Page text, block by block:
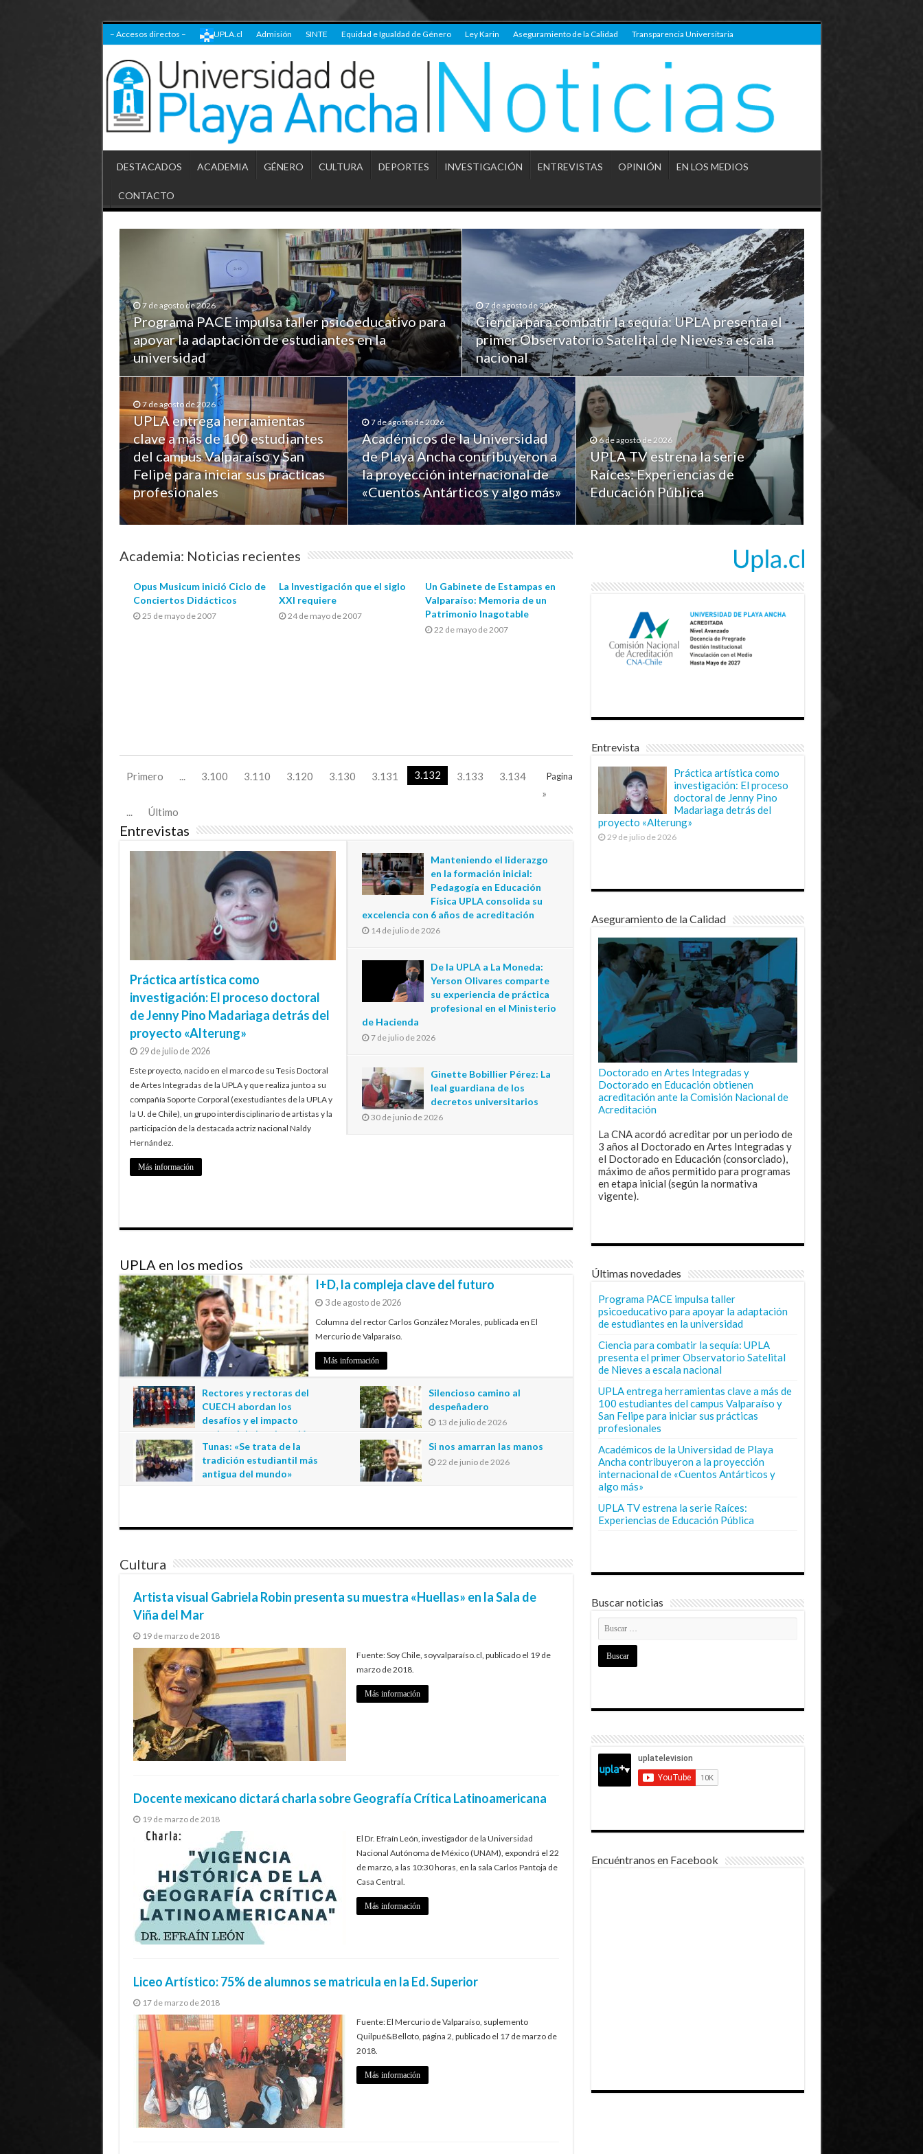
– Accesos directos – UPLA.cl Admisión SINTE Equidad e Igualdad de Género Ley Karin Aseguramiento de la Calidad Transparencia Universitaria
DESTACADOS ACADEMIA GÉNERO CULTURA DEPORTES INVESTIGACIÓN ENTREVISTAS OPINIÓN EN LOS MEDIOS
CONTACTO
7 de agosto de 2026
Programa PACE impulsa taller psicoeducativo para
apoyar la adaptación de estudiantes en la
universidad
7 de agosto de 2026
Ciencia para combatir la sequía: UPLA presenta el
primer Observatorio Satelital de Nieves a escala
nacional
7 de agosto de 2026
UPLA entrega herramientas
clave a más de 100 estudiantes
del campus Valparaíso y San
Felipe para iniciar sus prácticas
profesionales
7 de agosto de 2026
Académicos de la Universidad
de Playa Ancha contribuyeron a
la proyección internacional de
«Cuentos Antárticos y algo más»
6 de agosto de 2026
UPLA TV estrena la serie
Raíces: Experiencias de
Educación Pública
Academia: Noticias recientes
Opus Musicum inició Ciclo de
Conciertos Didácticos
25 de mayo de 2007
La Investigación que el siglo
XXI requiere
24 de mayo de 2007
Un Gabinete de Estampas en
Valparaíso: Memoria de un
Patrimonio Inagotable
22 de mayo de 2007
Pagina
Primero 3.100 3.110 3.120 3.130 3.131 3.132 3.133
3.134
»
Último
Entrevistas
Práctica artística como
investigación: El proceso doctoral
de Jenny Pino Madariaga detrás del
proyecto «Alterung»
29 de julio de 2026
Este proyecto, nacido en el marco de su Tesis Doctoral
de Artes Integradas de la UPLA y que realiza junto a su
compañía Soporte Corporal (exestudiantes de la UPLA y
la U. de Chile), un grupo interdisciplinario de artistas y la
participación de la destacada actriz nacional Naldy
Hernández.
Más información
Manteniendo el liderazgo
en la formación inicial:
Pedagogía en Educación
Física UPLA consolida su
excelencia con 6 años de acreditación
14 de julio de 2026
De la UPLA a La Moneda:
Yerson Olivares comparte
su experiencia de práctica
profesional en el Ministerio
de Hacienda
7 de julio de 2026
Ginette Bobillier Pérez: La
leal guardiana de los
decretos universitarios
30 de junio de 2026
UPLA en los medios
I+D, la compleja clave del futuro
3 de agosto de 2026
Columna del rector Carlos González Morales, publicada en El
Mercurio de Valparaíso.
Más información
Rectores y rectoras del
CUECH abordan los
desafíos y el impacto
regional de la educación
estatal en Tarapacá
20 de julio de 2026
Silencioso camino al
despeñadero
13 de julio de 2026
Tunas: «Se trata de la
tradición estudiantil más
antigua del mundo»
Si nos amarran las manos
22 de junio de 2026
Cultura
Artista visual Gabriela Robin presenta su muestra «Huellas» en la Sala de
Viña del Mar
19 de marzo de 2018
Fuente: Soy Chile, soyvalparaíso.cl, publicado el 19 de
marzo de 2018.
Más información
Docente mexicano dictará charla sobre Geografía Crítica Latinoamericana
19 de marzo de 2018
El Dr. Efraín León, investigador de la Universidad
Nacional Autónoma de México (UNAM), expondrá el 22
de marzo, a las 10:30 horas, en la sala Carlos Pantoja de
Casa Central.
Más información
Liceo Artístico: 75% de alumnos se matricula en la Ed. Superior
17 de marzo de 2018
Fuente: El Mercurio de Valparaíso, suplemento
Quilpué&Belloto, página 2, publicado el 17 de marzo de
2018.
Más información
Entrevista
Práctica artística como
investigación: El proceso
doctoral de Jenny Pino
Madariaga detrás del
proyecto «Alterung»
29 de julio de 2026
Aseguramiento de la Calidad
Doctorado en Artes Integradas y
Doctorado en Educación obtienen
acreditación ante la Comisión Nacional de
Acreditación
La CNA acordó acreditar por un periodo de
3 años al Doctorado en Artes Integradas y
el Doctorado en Educación (consorciado),
máximo de años permitido para programas
en etapa inicial (según la normativa
vigente).
Últimas novedades
Programa PACE impulsa taller
psicoeducativo para apoyar la adaptación
de estudiantes en la universidad
Ciencia para combatir la sequía: UPLA
presenta el primer Observatorio Satelital
de Nieves a escala nacional
UPLA entrega herramientas clave a más de
100 estudiantes del campus Valparaíso y
San Felipe para iniciar sus prácticas
profesionales
Académicos de la Universidad de Playa
Ancha contribuyeron a la proyección
internacional de «Cuentos Antárticos y
algo más»
UPLA TV estrena la serie Raíces:
Experiencias de Educación Pública
Buscar noticias
Encuéntranos en Facebook